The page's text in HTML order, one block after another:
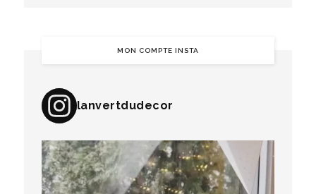
MON COMPTE INSTA
lanvertdudecor